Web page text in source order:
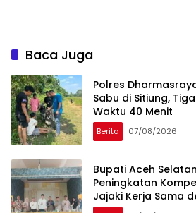
Baca Juga
Polres
Sabu di Sitiung,
Waktu 40 Menit
Berita 07/08/2026
Bupati Aceh
Peningkatan
Jajaki Kerja Sama
USK